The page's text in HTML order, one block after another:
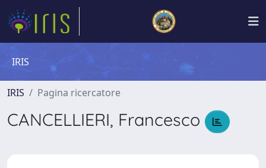
IRIS
IRIS Pagina ricercatore
CANCELLIERI, Francesco